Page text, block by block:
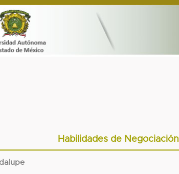
Habilidades de Negociación